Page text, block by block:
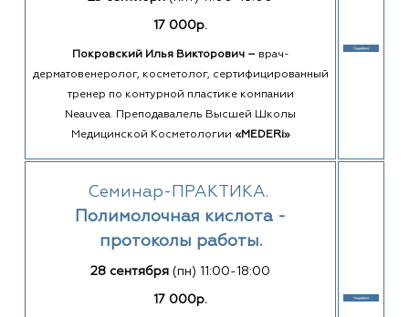
17 000р.
Покровский Илья Викторович – врач-
дерматовенеролог, косметолог, сертифицированный
тренер по контурной пластике компании
Neauvea. Преподавалель Высшей Школы
Медицинской Косметологии «MEDERi»
Семинар-ПРАКТИКА.
Полимолочная кислота -
протоколы работы.
28 сентября (пн) 11:00-18:00
17 000р.